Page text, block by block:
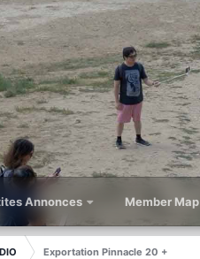
Annonces Member Map
Exportation Pinnacle 20 +